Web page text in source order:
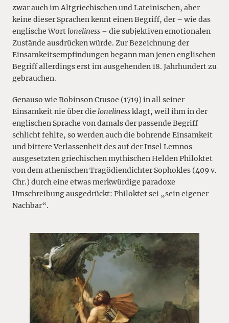
zwar auch im Altgriechischen und Lateinischen, aber
keine dieser Sprachen kennt einen Begriff, der – wie das
englische Wort loneliness – die subjektiven emotionalen
Zustände ausdrücken würde. Zur Bezeichnung der
Einsamkeitsempfindungen begann man jenen englischen
Begriff allerdings erst im ausgehenden 18. Jahrhundert zu
gebrauchen.
Genauso wie Robinson Crusoe (1719) in all seiner
Einsamkeit nie über die lonelinessklagt, weil ihm in der
englischen Sprache von damals der passende Begriff
schlicht fehlte, so werden auch die bohrende Einsamkeit
und bittere Verlassenheit des auf der Insel Lemnos
ausgesetzten griechischen mythischen Helden Philoktet
von dem athenischen Tragödiendichter Sophokles (409 v.
Chr.) durch eine etwas merkwürdige paradoxe
Umschreibung ausgedrückt: Philoktet sei „sein eigener
Nachbar“.